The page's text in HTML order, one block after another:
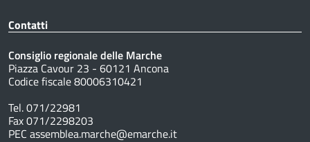
Contatti
Consiglio regionale delle Marche
Piazza Cavour 23 - 60121 Ancona
Codice fiscale 80006310421
Tel. 071/22981
Fax 071/2298203
PEC assemblea.marche@emarche.it